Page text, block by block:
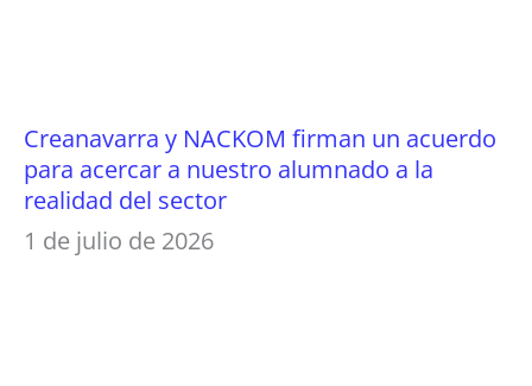
Creanavarra y NACKOM firman un acuerdo
para acercar a nuestro alumnado a la
realidad del sector
1 de julio de 2026